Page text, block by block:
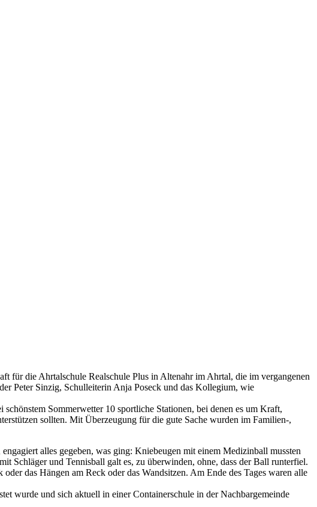
für die Ahrtalschule Realschule Plus in Altenahr im Ahrtal, die im vergangenen
Peter Sinzig, Schulleiterin Anja Poseck und das Kollegium, wie
Sommerwetter 10 sportliche Stationen, bei denen es um Kraft,
sollten. Mit Überzeugung für die gute Sache wurden im Familien-,
alles gegeben, was ging: Kniebeugen mit einem Medizinball mussten
Schläger und Tennisball galt es, zu überwinden, ohne, dass der Ball runterfiel.
das Hängen am Reck oder das Wandsitzen. Am Ende des Tages waren alle
wurde und sich aktuell in einer Containerschule in der Nachbargemeinde